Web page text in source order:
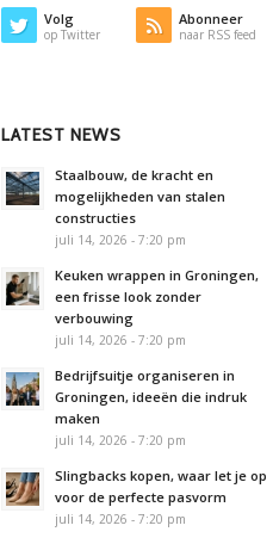
Volg
op Twitter
Abonneer
naar RSS feed
LATEST NEWS
Staalbouw, de kracht en
mogelijkheden van stalen
constructies
juli 14, 2026 - 7:20 pm
Keuken wrappen in Groningen,
een frisse look zonder
verbouwing
juli 14, 2026 - 7:20 pm
Bedrijfsuitje organiseren in
Groningen, ideeën die indruk
maken
juli 14, 2026 - 7:20 pm
Slingbacks kopen, waar let je op
voor de perfecte pasvorm
juli 14, 2026 - 7:20 pm